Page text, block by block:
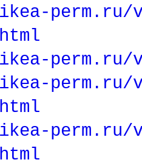
perm.ru/
perm.ru/
perm.ru/
perm.ru/